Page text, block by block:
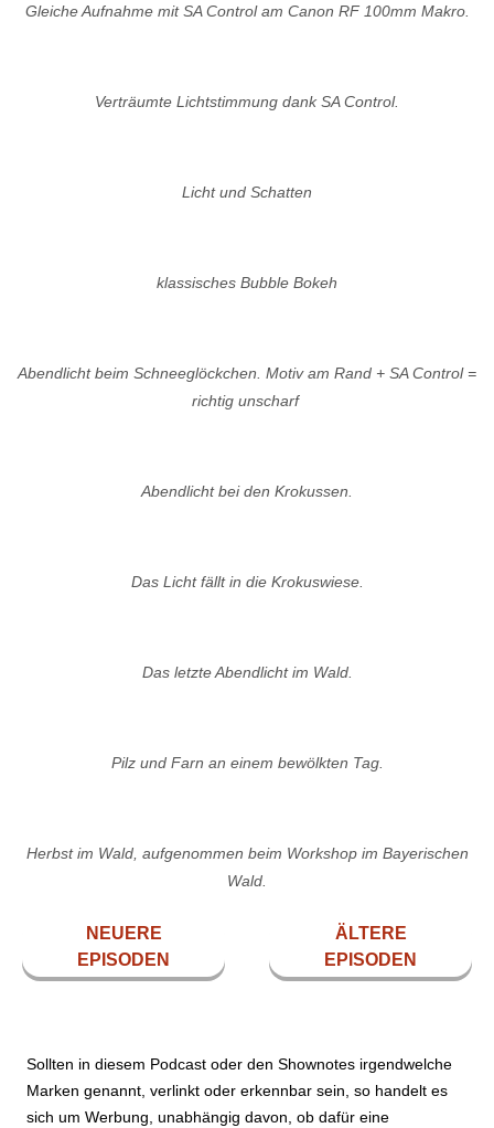
Gleiche Aufnahme mit SA Control am Canon RF 100mm Makro.
Verträumte Lichtstimmung dank SA Control.
Licht und Schatten
klassisches Bubble Bokeh
Abendlicht beim Schneeglöckchen. Motiv am Rand + SA Control =
richtig unscharf
Abendlicht bei den Krokussen.
Das Licht fällt in die Krokuswiese.
Das letzte Abendlicht im Wald.
Pilz und Farn an einem bewölkten Tag.
Herbst im Wald, aufgenommen beim Workshop im Bayerischen
Wald.
NEUERE
EPISODEN
ÄLTERE
EPISODEN
Sollten in diesem Podcast oder den Shownotes irgendwelche
Marken genannt, verlinkt oder erkennbar sein, so handelt es
sich um Werbung, unabhängig davon, ob dafür eine